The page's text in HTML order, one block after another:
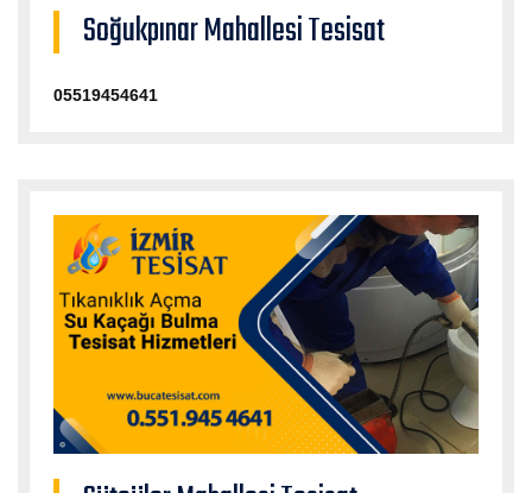
Soğukpınar Mahallesi Tesisat
05519454641